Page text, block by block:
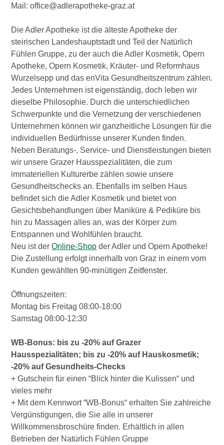
Mail: office@adlerapotheke-graz.at
Die Adler Apotheke ist die älteste Apotheke der
steirischen Landeshauptstadt und Teil der Natürlich
Fühlen Gruppe, zu der auch die Adler Kosmetik, Opern
Apotheke, Opern Kosmetik, Kräuter- und Reformhaus
Wurzelsepp und das enVita Gesundheitszentrum zählen.
Jedes Unternehmen ist eigenständig, doch leben wir
dieselbe Philosophie. Durch die unterschiedlichen
Schwerpunkte und die Vernetzung der verschiedenen
Unternehmen können wir ganzheitliche Lösungen für die
individuellen Bedürfnisse unserer Kunden finden.
Neben Beratungs-, Service- und Dienstleistungen bieten
wir unsere Grazer Hausspezialitäten, die zum
immateriellen Kulturerbe zählen sowie unsere
Gesundheitschecks an. Ebenfalls im selben Haus
befindet sich die Adler Kosmetik und bietet von
Gesichtsbehandlungen über Maniküre & Pediküre bis
hin zu Massagen alles an, was der Körper zum
Entspannen und Wohlfühlen braucht.
Neu ist derOnline-Shop der Adler und Opern Apotheke!
Die Zustellung erfolgt innerhalb von Graz in einem vom
Kunden gewählten 90-minütigen Zeitfenster.
Öffnungszeiten:
Montag bis Freitag 08:00-18:00
Samstag 08:00-12:30
WB-Bonus: bis zu -20% auf Grazer
Hausspezialitäten; bis zu -20% auf Hauskosmetik;
-20% auf Gesundheits-Checks
+ Gutschein für einen “Blick hinter die Kulissen“ und
vieles mehr
+ Mit dem Kennwort “WB-Bonus“ erhalten Sie zahlreiche
Vergünstigungen, die Sie alle in unserer
Willkommensbroschüre finden. Erhältlich in allen
Betrieben der Natürlich Fühlen Gruppe